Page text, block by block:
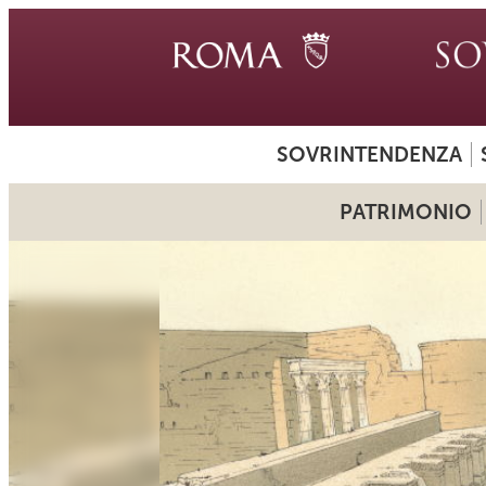
SOVRINTENDENZA
PATRIMONIO